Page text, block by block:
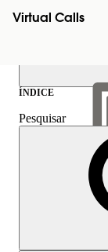
Virtual Calls
Mostrar índice
Índice
ÍNDICE
Pesquisar